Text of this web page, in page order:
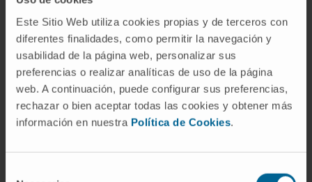
Este Sitio Web utiliza cookies propias y de terceros con
diferentes finalidades, como permitir la navegación y
usabilidad de la página web, personalizar sus
preferencias o realizar analíticas de uso de la página
web. A continuación, puede configurar sus preferencias,
rechazar o bien aceptar todas las cookies y obtener más
información en nuestra Política de Cookies.
Sí. Diferencias de pocos milímetros en el
grosor cortical o en el volumen de
determinadas regiones forman parte de la
organización habitual del cerebro humano y
son la base de la lateralización funcional.
encefálica con ser zurdo o diestro?